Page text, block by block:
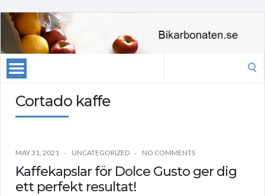
Cortado kaffe
MAY 31, 2021 UNCATEGORIZED NO COMMENTS
Kaffekapslar för Dolce Gusto ger dig
ett perfekt resultat!